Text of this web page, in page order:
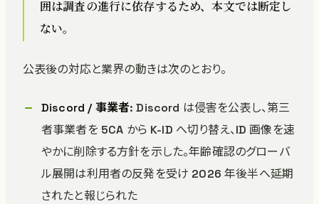
囲は調査の進行に依存するため、本文では断定し
ない。
公表後の対応と業界の動きは次のとおり。
Discord / 事業者: Discord は侵害を公表し、第三
者事業者を 5CA から K-ID へ切り替え、ID 画像を速
やかに削除する方針を示した。年齢確認のグローバ
ル展開は利用者の反発を受け 2026 年後半へ延期
されたと報じられた